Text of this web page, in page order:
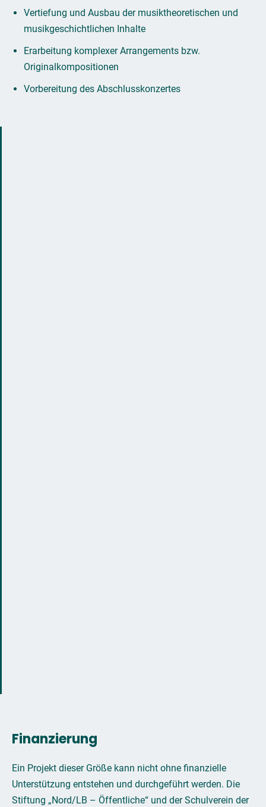
Vertiefung und Ausbau der musiktheoretischen und
musikgeschichtlichen Inhalte
Erarbeitung komplexer Arrangements bzw.
Originalkompositionen
Vorbereitung des Abschlusskonzertes
Finanzierung
Ein Projekt dieser Größe kann nicht ohne finanzielle
Unterstützung entstehen und durchgeführt werden. Die
Stiftung „Nord/LB – Öffentliche“ und der Schulverein der